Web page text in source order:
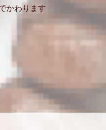
かわります